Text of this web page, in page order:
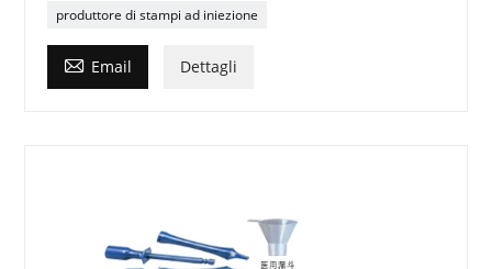
produttore di stampi ad iniezione
 Email Dettagli